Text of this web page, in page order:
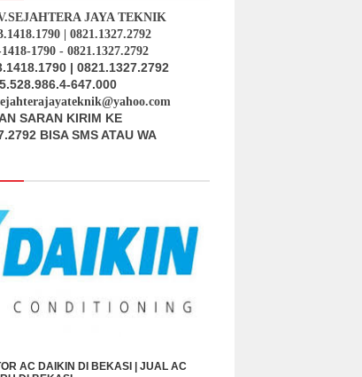
JAYA TEKNIK
| 0821.1327.2792
1790 - 0821.1327.2792
| 0821.1327.2792
647.000
SARAN KIRIM KE
BISA SMS ATAU WA
AC DAIKIN DI BEKASI | JUAL AC